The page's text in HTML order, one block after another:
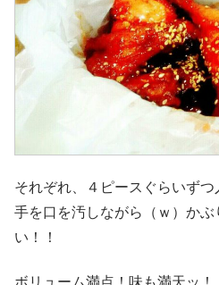
それぞれ、４ピースぐらいずつ
手を口を汚しながら（ｗ）か
い！！